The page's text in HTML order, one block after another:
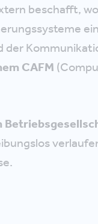
beschafft,
der
CAFM